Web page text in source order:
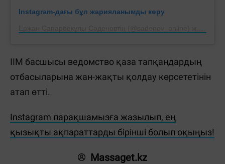
Instagram-дағы бұл жарияланымды көру
ІІМ басшысы ведомство қаза тапқандардың
отбасыларына жан-жақты қолдау көрсететінін
атап өтті.
Instagram парақшамызға жазылып, ең
қызықты ақпараттарды бірінші болып оқыңыз!
Massaget.kz